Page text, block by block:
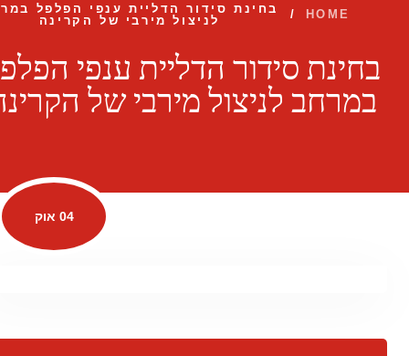
HOME
/
בחינת סידור הדליית ענפי הפלפל
לניצול מירבי של הקרינה
בחינת סידור הדליית ענפי
במרחב לניצול מירבי של
04 אוק